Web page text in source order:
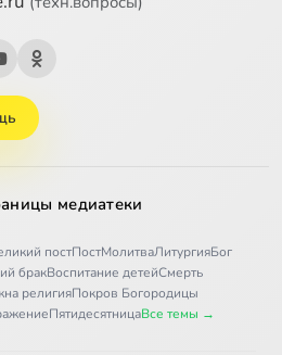
медиатеки
постПостМолитваЛитургияБог
бракВоспитание детейСмерть
религияПокров Богородицы
ПятидесятницаВсе темы →